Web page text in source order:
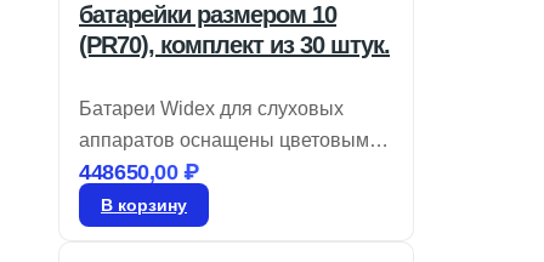
батарейки размером 10
(PR70), комплект из 30 штук.
Батареи Widex для слуховых
аппаратов оснащены цветовым
кодом для легкой идентификации
размера и являются воздушно-
448650,00₽
В корзину